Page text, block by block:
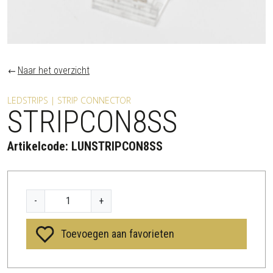
Naar het overzicht
LEDSTRIPS | STRIP CONNECTOR
STRIPCON8SS
Artikelcode: LUNSTRIPCON8SS
-
T
C
+
Toevoegen aan favorieten